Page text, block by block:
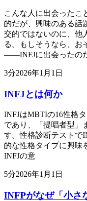
こんな人に出会ったこ
的だが、興味のある話
交的ではないのに、他
る。もしそうなら、お
——INFJに出会ったの
3分2026年1月1日
INFJとは何か
INFJはMBTIの16性格
であり、「提唱者型」
す。性格診断テストで
的な性格タイプに興味
INFJの意
5分2026年1月1日
INFPがなぜ「小さ